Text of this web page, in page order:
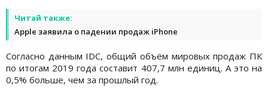
Читай также:
Apple заявила о падении продаж iPhone
Согласно данным IDC, общий объём мировых продаж ПК
по итогам 2019 года составит 407,7 млн единиц. А это на
0,5% больше, чем за прошлый год.